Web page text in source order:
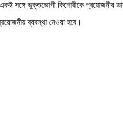
সঙ্গে ভুক্তভোগী কিশোরীকে প্রয়োজনীয়
ব্যবস্থা নেওয়া হবে।